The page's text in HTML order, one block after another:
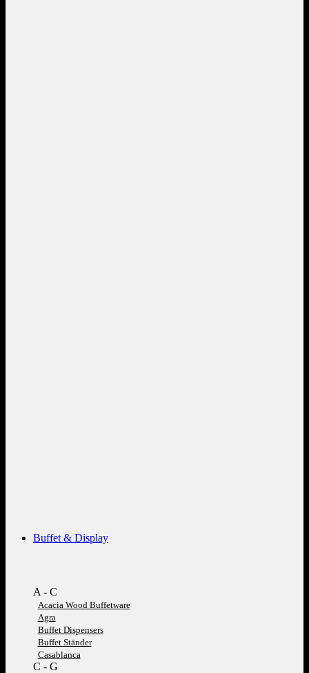
Buffet & Display
A - C
Acacia Wood Buffetware
Agra
Buffet Dispensers
Buffet Ständer
Casablanca
C - G